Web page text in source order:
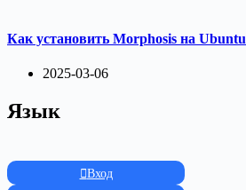
Как установить Morphosis на Ubuntu
2025-03-06
Язык
Вход